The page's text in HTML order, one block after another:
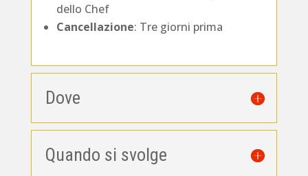
dello Chef
Cancellazione: Tre giorni prima
Dove
Quando si svolge